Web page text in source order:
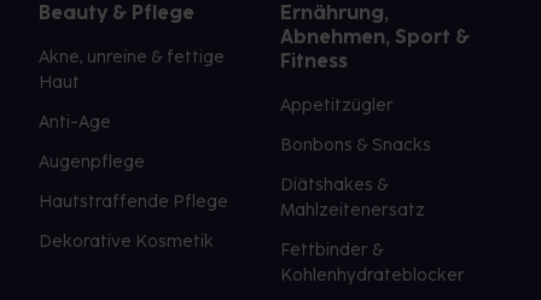
Beauty & Pflege
Akne, unreine & fettige
Haut
Anti-Age
Augenpflege
Hautstraffende Pflege
Dekorative Kosmetik
Ernährung,
Abnehmen, Sport &
Fitness
Appetitzügler
Bonbons & Snacks
Diätshakes &
Mahlzeitenersatz
Fettbinder &
Kohlenhydrateblocker